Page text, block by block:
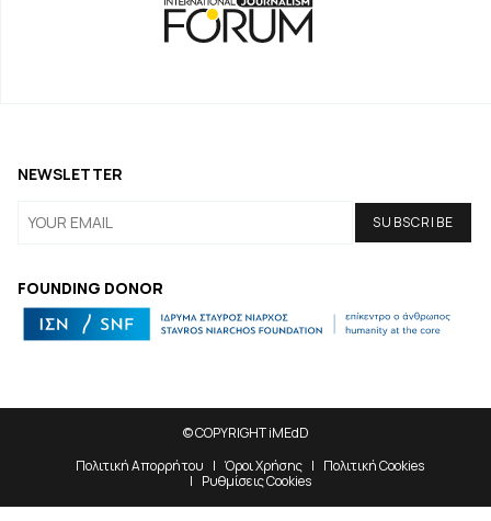
FOUNDING DONOR
NEWSLETTER
© COPYRIGHT iMEdD
Πολιτική Απορρήτου
Όροι Χρήσης
Πολιτική Cookies
Ρυθμίσεις Cookies